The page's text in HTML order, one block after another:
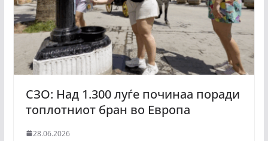
СЗО: Над 1.300 луѓе починаа поради
топлотниот бран во Европа
28.06.2026